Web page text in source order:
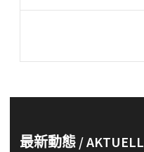
最新動態 / AKTUELL